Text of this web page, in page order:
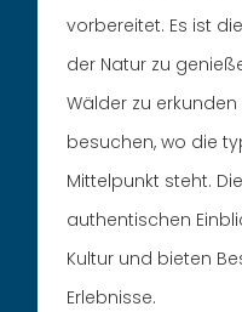
vorbereitet. Es ist
der Natur zu
Wälder zu
besuchen, wo die
Mittelpunkt steht.
authentischen
Kultur und bieten
Erlebnisse.